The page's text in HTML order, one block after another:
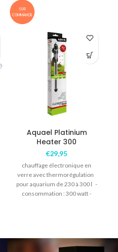
SUR
COMMANDE
Aquael Platinium
Heater 300
€29,95
chauffage électronique en
verre avec thermorégulation
pour aquarium de 230 à 300 l -
consommation : 300 watt -